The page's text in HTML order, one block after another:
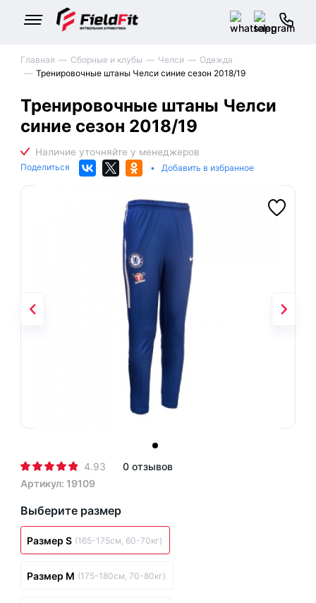
Главная Сборные и клубы Челси
Одежда
Тренировочные штаны Челси синие сезон 2018/19
Тренировочные штаны Челси
синие сезон 2018/19
Поделиться • Добавить в избранное
4.93
0 отзывов
Артикул: 19109
Выберите размер
Размер S (165-175см, 60-70кг)
Размер M (175-180см, 70-80кг)